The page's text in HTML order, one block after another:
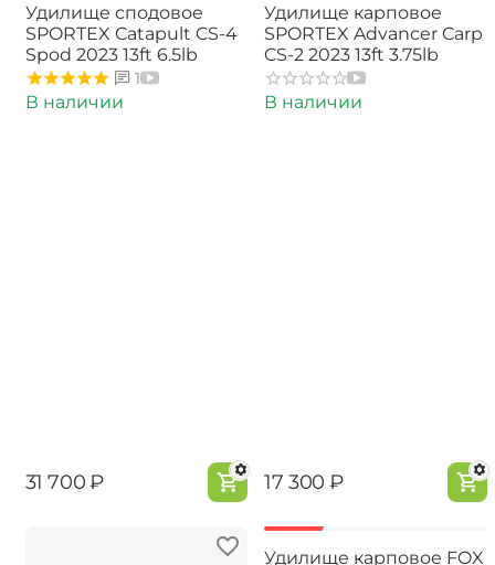
Удилище сподовое
SPORTEX Catapult CS-4
Spod 2023 13ft 6.5lb
1
В наличии
‍31 700‍₽
Удилище карповое
SPORTEX Advancer Carp
CS-2 2023 13ft 3.75lb
В наличии
‍17 300‍ ₽
Удилище карповое FOX